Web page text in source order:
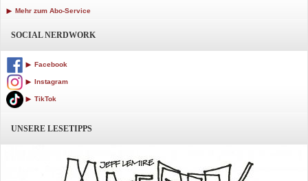
Mehr zum Abo-Service
SOCIAL NERDWORK
Facebook
Instagram
TikTok
UNSERE LESETIPPS